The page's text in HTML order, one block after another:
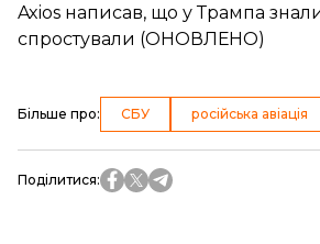
Axios написав, що у Трампа
спростували (ОНОВЛЕНО)
Більше про: СБУ російська авіація
Поділитися: